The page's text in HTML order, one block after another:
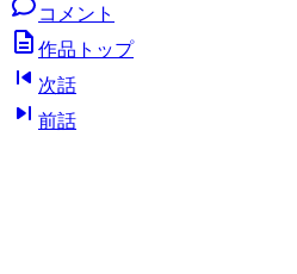
コメント
作品トップ
次話
前話